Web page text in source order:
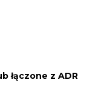
łączone z ADR